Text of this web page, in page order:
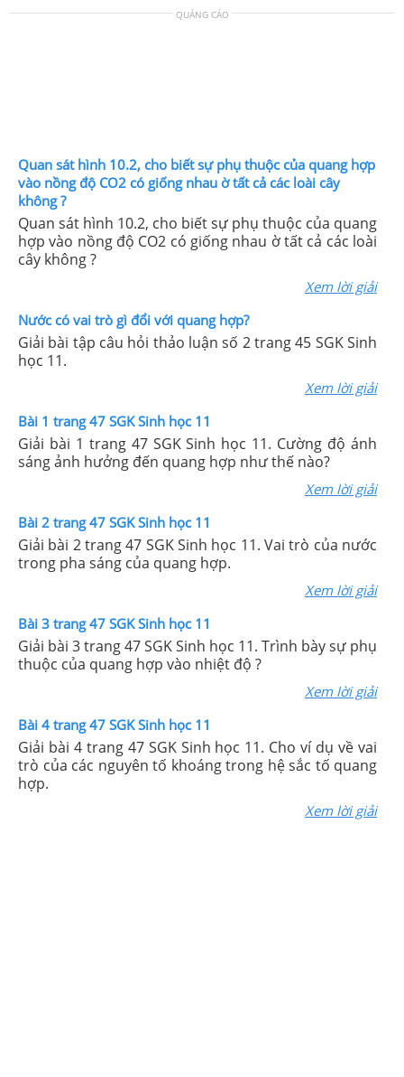
QUẢNG CÁO
Quan sát hình 10.2, cho biết sự phụ thuộc của quang hợp
vào nồng độ CO2 có giống nhau ờ tất cả các loài cây
không ?
Quan sát hình 10.2, cho biết sự phụ thuộc của quang
hợp vào nồng độ CO2 có giống nhau ờ tất cả các loài
cây không ?
Xem lời giải
Nước có vai trò gì đổi với quang hợp?
Giải bài tập câu hỏi thảo luận số 2 trang 45 SGK Sinh
học 11.
Xem lời giải
Bài 1 trang 47 SGK Sinh học 11
Giải bài 1 trang 47 SGK Sinh học 11. Cường độ ánh
sáng ảnh hưởng đến quang hợp như thế nào?
Xem lời giải
Bài 2 trang 47 SGK Sinh học 11
Giải bài 2 trang 47 SGK Sinh học 11. Vai trò của nước
trong pha sáng của quang hợp.
Xem lời giải
Bài 3 trang 47 SGK Sinh học 11
Giải bài 3 trang 47 SGK Sinh học 11. Trình bày sự phụ
thuộc của quang hợp vào nhiệt độ ?
Xem lời giải
Bài 4 trang 47 SGK Sinh học 11
Giải bài 4 trang 47 SGK Sinh học 11. Cho ví dụ về vai
trò của các nguyên tố khoáng trong hệ sắc tố quang
hợp.
Xem lời giải